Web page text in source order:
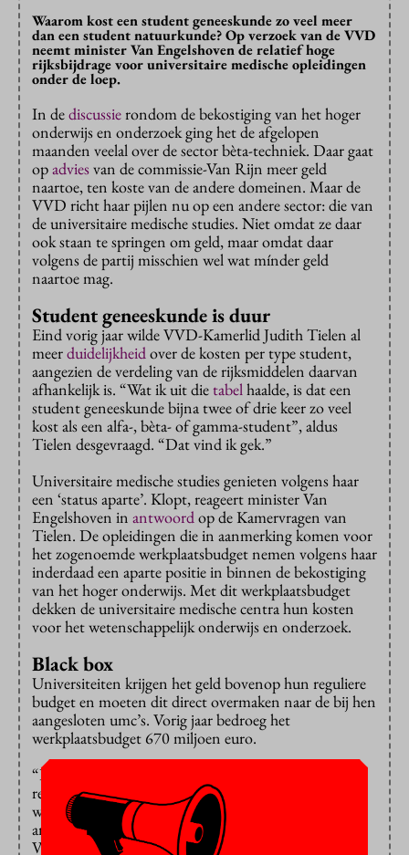
Waarom kost een student geneeskunde zo veel meer
dan een student natuurkunde? Op verzoek van de VVD
neemt minister Van Engelshoven de relatief hoge
rijksbijdrage voor universitaire medische opleidingen
onder de loep.
In dediscussierondom de bekostiging van het hoger
onderwijs en onderzoek ging het de afgelopen
maanden veelal over de sector bèta-techniek. Daar gaat
opadviesvan de commissie-Van Rijn meer geld
naartoe, ten koste van de andere domeinen. Maar de
VVD richt haar pijlen nu op een andere sector: die van
de universitaire medische studies. Niet omdat ze daar
ook staan te springen om geld, maar omdat daar
volgens de partij misschien wel wat mínder geld
naartoe mag.
Student geneeskunde is duur
Eind vorig jaar wilde VVD-Kamerlid Judith Tielen al
meerduidelijkheidover de kosten per type student,
aangezien de verdeling van de rijksmiddelen daarvan
afhankelijk is. “Wat ik uit dietabelhaalde, is dat een
student geneeskunde bijna twee of drie keer zo veel
kost als een alfa-, bèta- of gamma-student”, aldus
Tielen desgevraagd. “Dat vind ik gek.”
Universitaire medische studies genieten volgens haar
een ‘status aparte’. Klopt, reageert minister Van
Engelshoven in antwoordop de Kamervragen van
Tielen. De opleidingen die in aanmerking komen voor
het zogenoemde werkplaatsbudget nemen volgens haar
inderdaad een aparte positie in binnen de bekostiging
van het hoger onderwijs. Met dit werkplaatsbudget
dekken de universitaire medische centra hun kosten
voor het wetenschappelijk onderwijs en onderzoek.
Black box
Universiteiten krijgen het geld bovenop hun reguliere
budget en moeten dit direct overmaken naar de bij hen
aangesloten umc’s. Vorig jaar bedroeg het
werkplaatsbudget 670 miljoen euro.
“Dat werkplaatsbudget is een soort black box”,
reageert Tielen. “Het is niet duidelijk hoe dat bedrag
wordt berekend en universiteiten kunnen er niks
anders mee doen dan het overmaken aan de umc’s.”
Volgens de minister leggen de umc’s wel degelijk